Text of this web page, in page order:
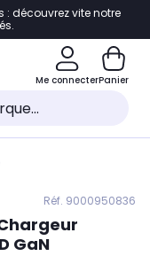
: découvrez vite notre
Me connecterPanier
Réf. 9000950836
GaN